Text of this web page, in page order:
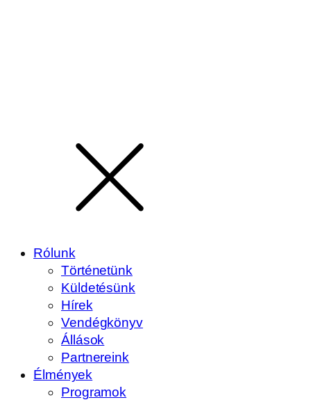
Rólunk
Történetünk
Küldetésünk
Hírek
Vendégkönyv
Állások
Partnereink
Élmények
Programok